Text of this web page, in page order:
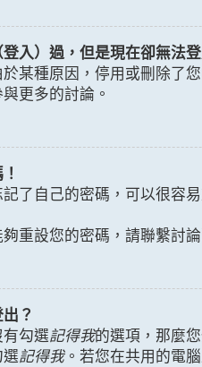
入）過，但是現在卻無法登
某種原因，停用或刪除了
更多的討論。
了自己的密碼，可以很容
重設您的密碼，請聯繫討論
？
勾選記得我的選項，那麼
選記得我。若您在共用的電